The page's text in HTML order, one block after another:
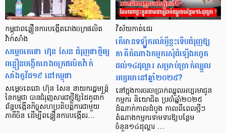
កម្ពុជាពន្លឿនការបង្កើតរោងចក្រផលិត
វ៉ាក់សាំង
សម្ដេចតេជោ ហ៊ុន សែន ជំរុញជាថ្មីឲ្យ
ពន្លឿនបង្កើតរោងចក្រផលិតវ៉ាក់
សាំងកូវីដ១៩ នៅកម្ពុជា
សម្តេចតេជោ ហ៊ុន សែន នាយករដ្ឋមន្ត្រី
នៃកម្ពុជា បានជំរុញសារជាថ្មីឱ្យដៃគូពាក់
ព័ន្ធបង្កើនកិច្ចសហប្រតិបត្តិការជាមួយ
ភាគីចិន ដើម្បីពន្លឿនការបង្កើតរ…
វិស័យកាត់ដេរ
តើមានទឡ្ហីករណ៍អ្វីខ្លះទើបជំរុញឱ្យ
ភាគីតំណាងកម្មករសុំដំឡើងរហូត
ដល់១៤ដុល្លារ សម្រាប់ប្រាក់ឈ្នួល
អប្បរមានៅឆ្នាំ២០២៥?
នៅក្នុងការចរចាប្រាក់ឈ្នួលអប្បរមាជូន
កម្មករ និយោជិត ប្រចាំឆ្នាំ២០២៥
ដំណាក់កាលដំបូង កាលពីពេលថ្មីៗ
តំណាងកម្មករទាមទារឱ្យបន្ថែម
ចំនួន១៤ដុល្លារ …